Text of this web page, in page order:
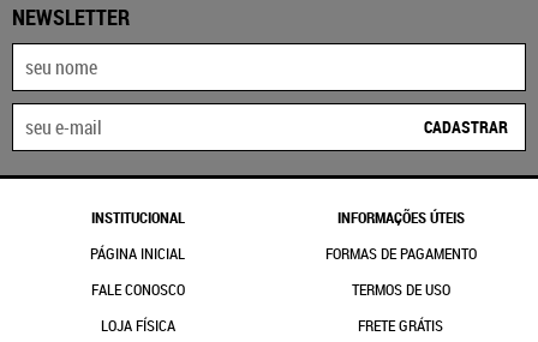
NEWSLETTER
CADASTRAR
INSTITUCIONAL
PÁGINA INICIAL
FALE CONOSCO
LOJA FÍSICA
INFORMAÇÕES ÚTEIS
FORMAS DE PAGAMENTO
TERMOS DE USO
FRETE GRÁTIS